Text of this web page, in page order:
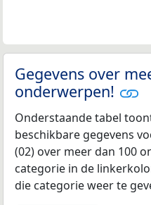
Gegevens over
onderwerpen!
Onderstaande tabel
beschikbare gegevens
(02) over meer dan 100
categorie in de
die categorie weer te